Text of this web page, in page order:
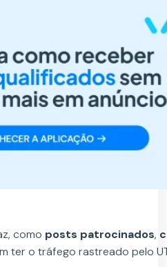
como posts patrocinados,
ter o tráfego rastreado pelo